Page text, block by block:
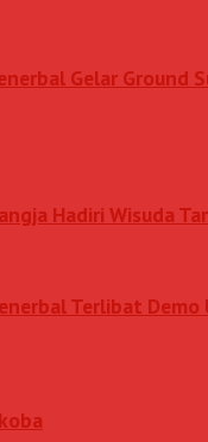
Gelar Ground
Hadiri Wisuda
Terlibat Demo